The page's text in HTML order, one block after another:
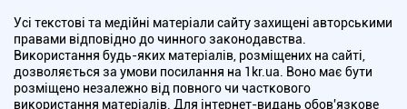
Усі текстові та медійні матеріали сайту захищені авторськими
правами відповідно до чинного законодавства.
Використання будь-яких матеріалів, розміщених на сайті,
дозволяється за умови посилання на 1kr.ua. Воно має бути
розміщено незалежно від повного чи часткового
використання матеріалів. Для інтернет-видань обов'язкове